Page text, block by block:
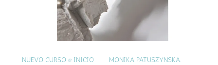
NUEVO CURSO e INICIO
MONIKA PATUSZYNSKA.